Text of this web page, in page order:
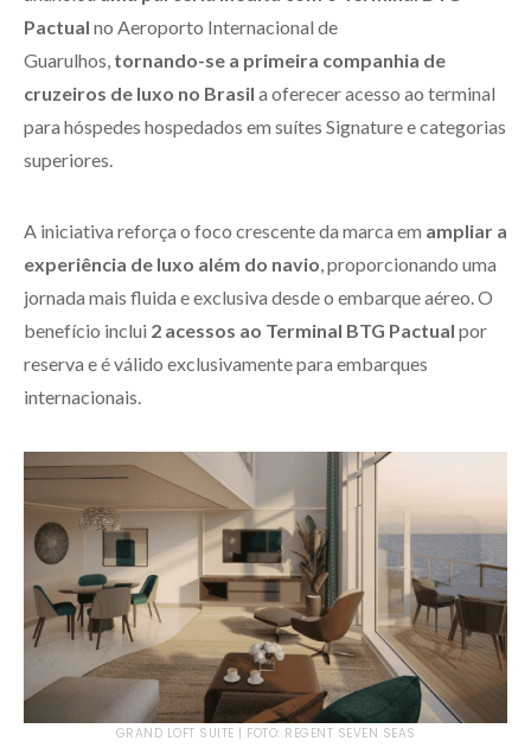
Pactual no Aeroporto Internacional de
Guarulhos, tornando-se a primeira companhia de
cruzeiros de luxo no Brasil a oferecer acesso ao terminal
para hóspedes hospedados em suítes Signature e categorias
superiores.
A iniciativa reforça o foco crescente da marca em ampliar a
experiência de luxo além do navio , proporcionando uma
jornada mais fluida e exclusiva desde o embarque aéreo. O
benefício inclui 2 acessos ao Terminal BTG Pactual por
reserva e é válido exclusivamente para embarques
internacionais.
GRAND LOFT SUITE | FOTO: REGENT SEVEN SEAS